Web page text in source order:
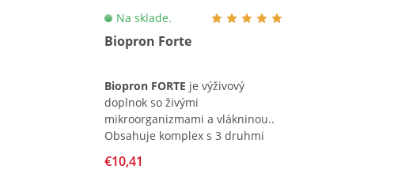
Biopron Forte
Na sklade.
Biopron FORTE je výživový
doplnok so živými
mikroorganizmami a vlákninou..
Obsahuje komplex s 3 druhmi
a je obohatený o
€10,41